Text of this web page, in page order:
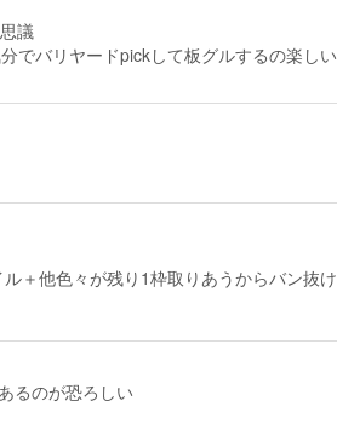
議
でバリヤードpickして板グルするの楽し
＋他色々が残り1枠取りあうからバン抜
るのが恐ろしい